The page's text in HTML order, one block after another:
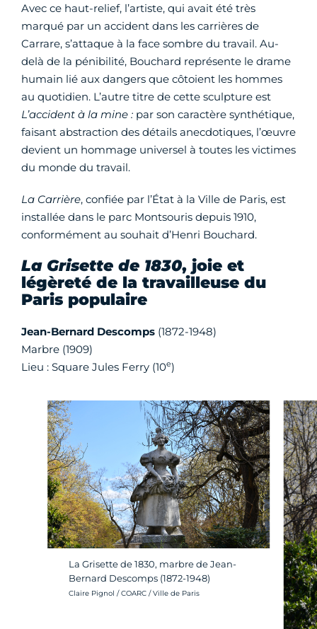
Avec ce haut-relief, l’artiste, qui avait été très
marqué par un accident dans les carrières de
Carrare, s’attaque à la face sombre du travail. Au-
delà de la pénibilité, Bouchard représente le drame
humain lié aux dangers que côtoient les hommes
au quotidien. L’autre titre de cette sculpture est
L’accident à la mine : par son caractère synthétique,
faisant abstraction des détails anecdotiques, l’œuvre
devient un hommage universel à toutes les victimes
du monde du travail.
La Carrière, confiée par l’État à la Ville de Paris, est
installée dans le parc Montsouris depuis 1910,
conformément au souhait d’Henri Bouchard.
La Grisette de 1830, joie et
légèreté de la travailleuse du
Paris populaire
Jean-Bernard Descomps (1872-1948)
Marbre (1909)
Lieu : Square Jules Ferry (10e)
La Grisette de 1830, marbre de Jean-
Bernard Descomps (1872-1948)
Crédit photo :
Claire Pignol / COARC / Ville de Paris